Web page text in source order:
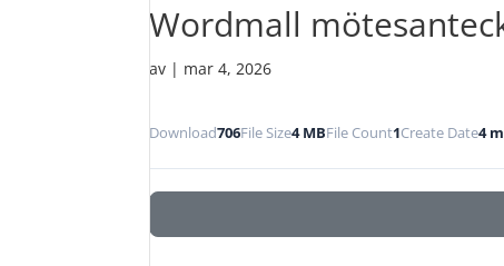
Wordmall
av | mar 4, 2026
Download706File Size4 MBFile Count1Create Date4